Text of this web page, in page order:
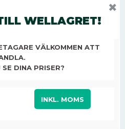
WELLAGRET!
VÄLKOMMEN ATT
SE DINA PRISER?
INKL. MOMS
✖